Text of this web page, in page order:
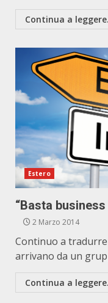
Continua a
Estero
“Basta
2 Marzo 2014
Continuo a
arrivano da un
Continua a